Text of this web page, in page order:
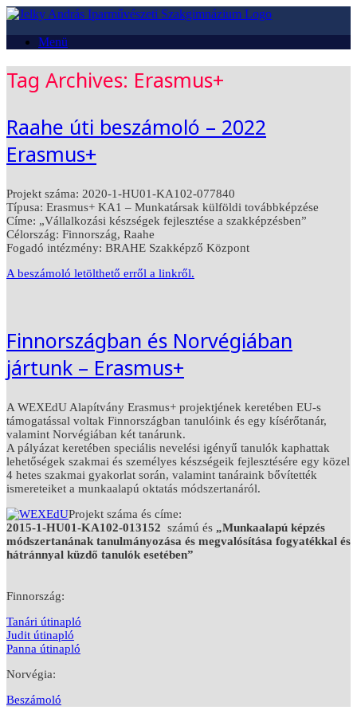
Menü
Tag Archives: Erasmus+
Raahe úti beszámoló – 2022
Erasmus+
Projekt száma: 2020-1-HU01-KA102-077840
Típusa: Erasmus+ KA1 – Munkatársak külföldi továbbképzése
Címe: „Vállalkozási készségek fejlesztése a szakképzésben”
Célország: Finnország, Raahe
Fogadó intézmény: BRAHE Szakképző Központ
A beszámoló letölthető erről a linkről.
Finnországban és Norvégiában
jártunk – Erasmus+
A WEXEdU Alapítvány Erasmus+ projektjének keretében EU-s
támogatással voltak Finnországban tanulóink és egy kísérőtanár,
valamint Norvégiában két tanárunk.
A pályázat keretében speciális nevelési igényű tanulók kaphattak
lehetőségek szakmai és személyes készségeik fejlesztésére egy közel
4 hetes szakmai gyakorlat során, valamint tanáraink bővítették
ismereteiket a munkaalapú oktatás módszertanáról.
Projekt száma és címe:
2015-1-HU01-KA102-013152 számú és „Munkaalapú képzés
módszertanának tanulmányozása és megvalósítása fogyatékkal és
hátránnyal küzdő tanulók esetében”
Finnország:
Tanári útinapló
Judit útinapló
Panna útinapló
Norvégia:
Beszámoló